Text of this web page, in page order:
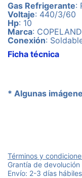
Gas Refrigerante:
Voltaje: 440/3/60
Hp: 10
Marca: COPELAND
Conexión:
Ficha técnica
* Algunas
Términos y
Grantía de
Envío: 2-3 días hábiles